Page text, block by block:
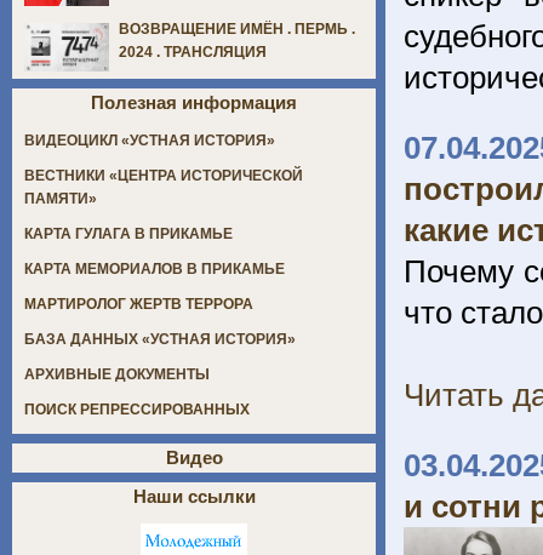
какие
Почему
что
Читать
и сотни
ВОЗВРАЩЕНИЕ ИМЁН . ПЕРМЬ .
2024 . ТРАНСЛЯЦИЯ
Полезная информация
ВИДЕОЦИКЛ «УСТНАЯ ИСТОРИЯ»
ВЕСТНИКИ «ЦЕНТРА ИСТОРИЧЕСКОЙ
ПАМЯТИ»
КАРТА ГУЛАГА В ПРИКАМЬЕ
КАРТА МЕМОРИАЛОВ В ПРИКАМЬЕ
МАРТИРОЛОГ ЖЕРТВ ТЕРРОРА
БАЗА ДАННЫХ «УСТНАЯ ИСТОРИЯ»
АРХИВНЫЕ ДОКУМЕНТЫ
ПОИСК РЕПРЕССИРОВАННЫХ
Видео
Наши ссылки